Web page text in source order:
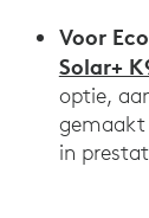
Voor
Solar+
optie,
gemaakt
in